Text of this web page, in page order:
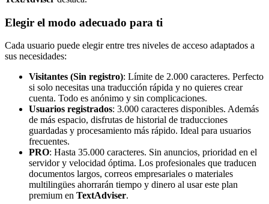
Elegir el modo adecuado para ti
Cada usuario puede elegir entre tres niveles de acceso adaptados a
sus necesidades:
Visitantes (Sin registro): Límite de 2.000 caracteres. Perfecto
si solo necesitas una traducción rápida y no quieres crear
cuenta. Todo es anónimo y sin complicaciones.
Usuarios registrados: 3.000 caracteres disponibles. Además
de más espacio, disfrutas de historial de traducciones
guardadas y procesamiento más rápido. Ideal para usuarios
frecuentes.
PRO: Hasta 35.000 caracteres. Sin anuncios, prioridad en el
servidor y velocidad óptima. Los profesionales que traducen
documentos largos, correos empresariales o materiales
multilingües ahorrarán tiempo y dinero al usar este plan
premium en TextAdviser.